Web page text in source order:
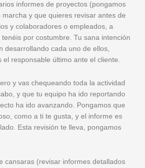
informes de proyectos (pongamos
y que quieres revisar antes de
y colaboradores o empleados, a
por costumbre. Tu sana intención
desarrollando cada uno de ellos,
el responsable último ante el cliente.
y vas chequeando toda la actividad
y que tu equipo ha ido reportando
ha ido avanzando. Pongamos que
como a ti te gusta, y el informe es
Esta revisión te lleva, pongamos
cansaras (revisar informes detallados